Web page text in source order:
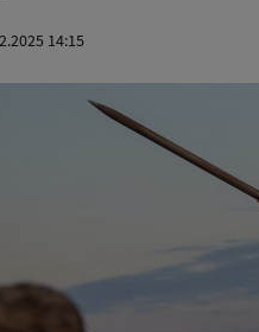
14:15